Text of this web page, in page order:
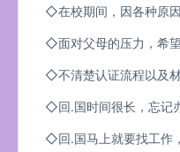
◇在校期间，因各种原
◇面对父母的压力，希
◇不清楚认证流程以及
◇回.国时间很长，忘记
◇回.国马上就要找工